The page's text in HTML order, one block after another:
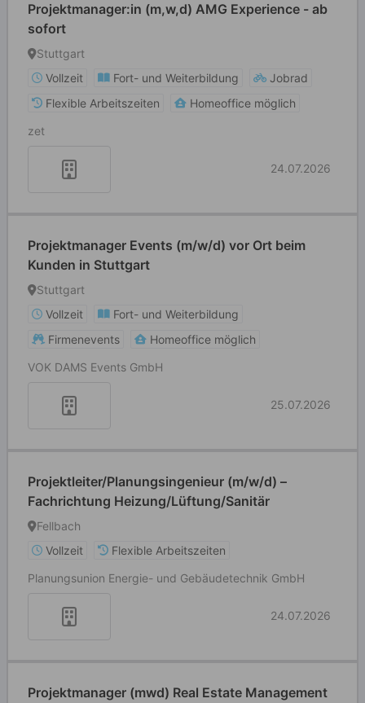
Projektmanager:in (m,w,d) AMG Experience - ab
sofort
Stuttgart
Vollzeit
Fort- und Weiterbildung
Jobrad
Flexible Arbeitszeiten
Homeoffice möglich
zet
24.07.2026
Projektmanager Events (m/w/d) vor Ort beim
Kunden in Stuttgart
Stuttgart
Vollzeit
Fort- und Weiterbildung
Firmenevents
Homeoffice möglich
VOK DAMS Events GmbH
25.07.2026
Projektleiter/Planungsingenieur (m/w/d) –
Fachrichtung Heizung/Lüftung/Sanitär
Fellbach
Vollzeit
Flexible Arbeitszeiten
Planungsunion Energie- und Gebäudetechnik GmbH
24.07.2026
Projektmanager (mwd) Real Estate Management